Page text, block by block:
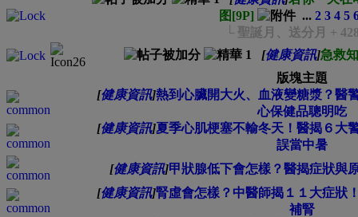
图[9P]
... 2 3 4 5
└ 聖誕月、送分月 +
[健康資訊]急救
版塊主題
[健康資訊]熱到心臟開大火、血液變糖漿？醫
心保健品聰明吃
[健康資訊]夏季心肌梗塞不輸冬天！醫揭６大
誤當中暑
[健康資訊]甲狀腺低下會怎樣？醫揭症狀與
[健康資訊]腎虛會怎樣？中醫師揭１１大症狀
補腎